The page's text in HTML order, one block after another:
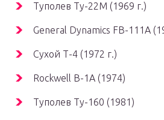
Туполев Ту-22М (1969 г.)
General Dynamics FB-111A
Сухой Т-4 (1972 г.)
Rockwell B-1A (1974)
Туполев Ту-160 (1981)